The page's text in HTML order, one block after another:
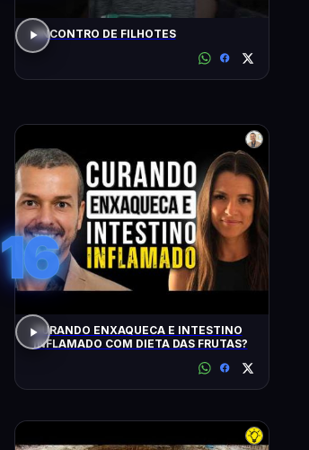
ENCONTRO DE FILHOTES
16
CURANDO ENXAQUECA E INTESTINO
INFLAMADO COM DIETA DAS FRUTAS?